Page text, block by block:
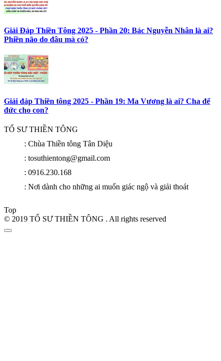
Giải Đáp Thiền Tông 2025 - Phần 20: Bác Nguyễn Nhân là ai?
Phiền não do đâu mà có?
Giải đáp Thiền tông 2025 - Phần 19: Ma Vương là ai? Cha để
đức cho con?
TỔ SƯ THIỀN TÔNG
: Chùa Thiền tông Tân Diệu
: tosuthientong@gmail.com
: 0916.230.168
: Nơi dành cho những ai muốn giác ngộ và giải thoát
Top
© 2019 TỔ SƯ THIỀN TÔNG . All rights reserved